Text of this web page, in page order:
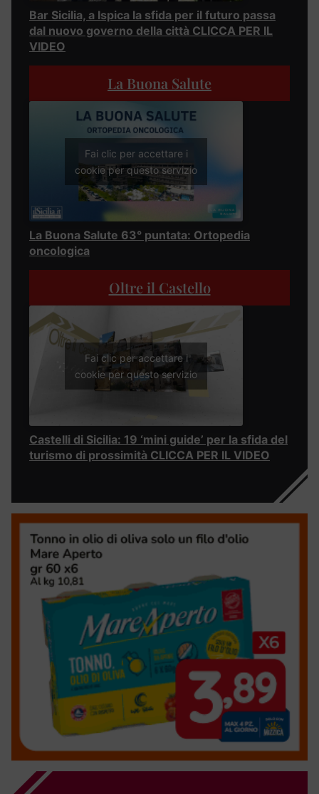
Bar Sicilia, a Ispica la sfida per il futuro passa
dal nuovo governo della città CLICCA PER IL
VIDEO
La Buona Salute
Fai clic per accettare i
cookie per questo servizio
La Buona Salute 63° puntata: Ortopedia
oncologica
Oltre il Castello
Fai clic per accettare i
cookie per questo servizio
Castelli di Sicilia: 19 ‘mini guide’ per la sfida del
turismo di prossimità CLICCA PER IL VIDEO